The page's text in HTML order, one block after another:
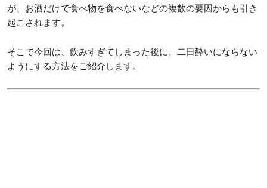
が、お酒だけで食べ物を食べないなどの複数の要因からも引き
起こされます。
そこで今回は、飲みすぎてしまった後に、二日酔いにならない
ようにする方法をご紹介します。